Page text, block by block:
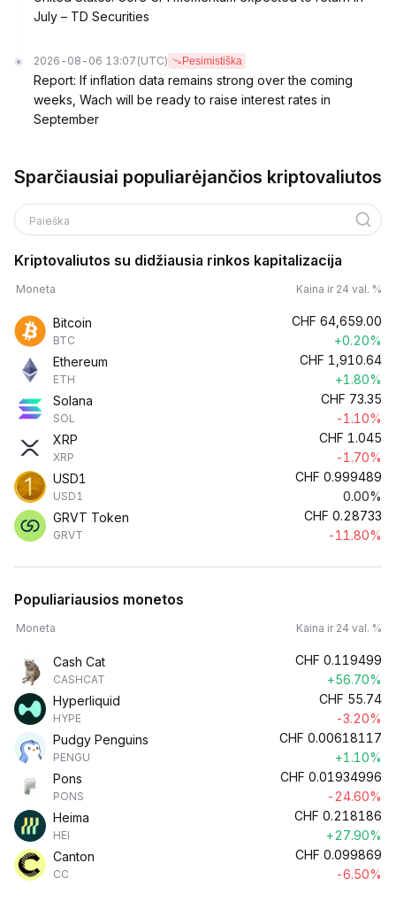
July – TD Securities
2026-08-06 13:07 (UTC) Pesimistiška
Report: If inflation data remains strong over the coming
weeks, Wach will be ready to raise interest rates in
September
Sparčiausiai populiarėjančios kriptovaliutos
Paieška
Kriptovaliutos su didžiausia rinkos kapitalizacija
Moneta Kaina ir 24 val. %
Bitcoin
BTC
CHF 64,659.00
+0.20%
Ethereum
ETH
CHF 1,910.64
+1.80%
Solana
SOL
CHF 73.35
-1.10%
XRP
XRP
CHF 1.045
-1.70%
USD1
USD1
CHF 0.999489
0.00%
GRVT Token
GRVT
CHF 0.28733
-11.80%
Populiariausios monetos
Moneta Kaina ir 24 val. %
Cash Cat
CASHCAT
CHF 0.119499
+56.70%
Hyperliquid
HYPE
CHF 55.74
-3.20%
Pudgy Penguins
PENGU
CHF 0.00618117
+1.10%
Pons
PONS
CHF 0.01934996
-24.60%
Heima
HEI
CHF 0.218186
+27.90%
Canton
CC
CHF 0.099869
-6.50%